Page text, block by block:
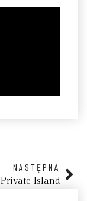
NASTĘPNA
Private Island